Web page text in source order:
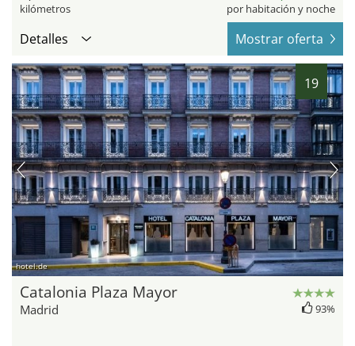
kilómetros por habitación y noche
Detalles Mostrar oferta
19
hotel.de
Catalonia Plaza Mayor
Madrid 93%